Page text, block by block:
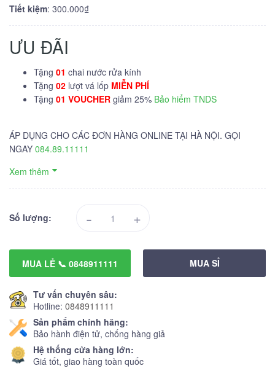
Tiết kiệm: 300.000₫
ƯU ĐÃI
Tặng 01 chai nước rửa kính
Tặng 02 lượt vá lốp MIỄN PHÍ
Tặng 01 VOUCHER giảm 25% Bảo hiểm TNDS
ÁP DỤNG CHO CÁC ĐƠN HÀNG ONLINE TẠI HÀ NỘI. GỌI
NGAY 084.89.11111
Xem thêm
Số lượng: - +
MUA LẺ 📞 0848911111 MUA SỈ
Tư vấn chuyên sâu:
Hotline: 0848911111
Sản phẩm chính hãng:
Bảo hành điện tử, chống hàng giả
Hệ thống cửa hàng lớn:
Giá tốt, giao hàng toàn quốc